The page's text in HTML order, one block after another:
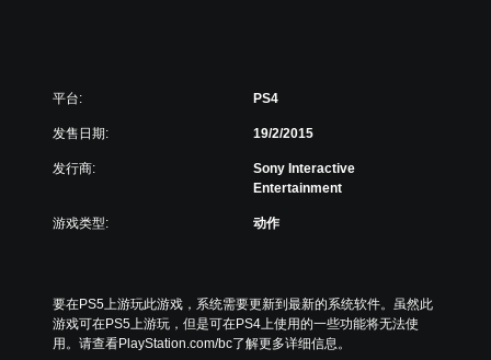
平台: PS4
发售日期: 19/2/2015
发行商:
Sony Interactive
Entertainment
游戏类型: 动作
要在PS5上游玩此游戏，系统需要更新到最新的系统软件。虽然此
游戏可在PS5上游玩，但是可在PS4上使用的一些功能将无法使
用。请查看PlayStation.com/bc了解更多详细信息。